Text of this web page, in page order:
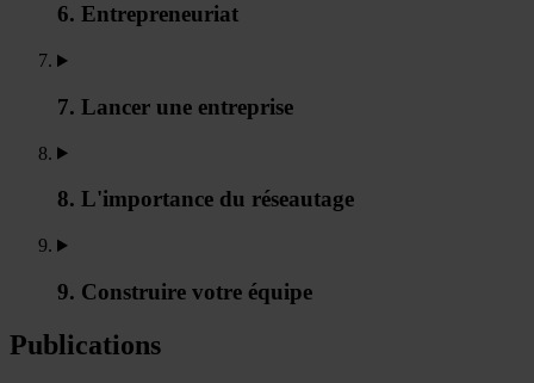
6. Entrepreneuriat
7. Lancer une entreprise
8. L'importance du réseautage
9. Construire votre équipe
Publications